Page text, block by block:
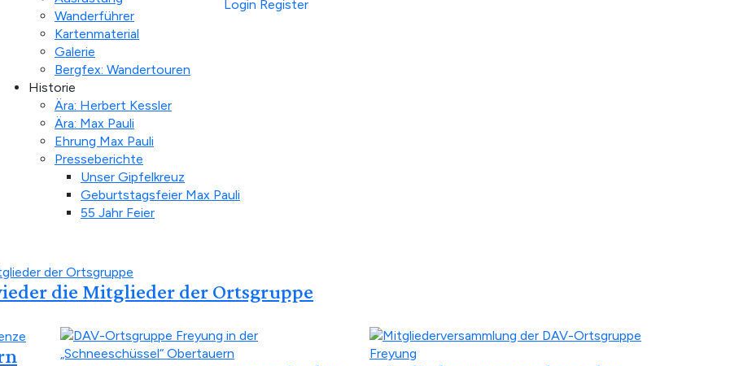
Wanderführer
Kartenmaterial
Galerie
Bergfex: Wandertouren
Historie
Ära: Herbert Kessler
Ära: Max Pauli
Ehrung Max Pauli
Presseberichte
Unser Gipfelkreuz
Geburtstagsfeier Max Pauli
55 Jahr Feier
Login Register
die Mitglieder der Ortsgruppe